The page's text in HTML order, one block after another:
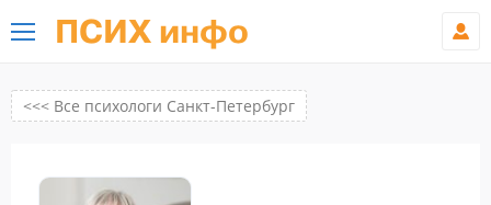
ПСИХ инфо
<<< Все психологи Санкт-Петербург